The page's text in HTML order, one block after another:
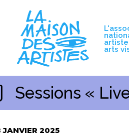
arts
Sessions «
JANVIER 2025